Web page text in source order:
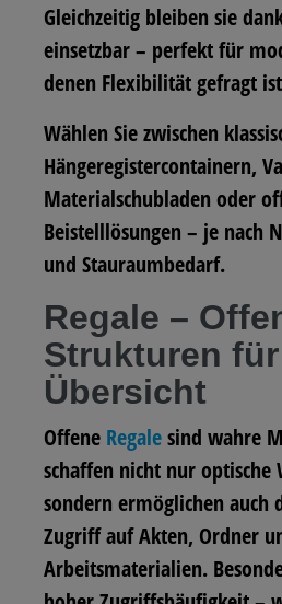
Gleichzeitig bleiben sie
einsetzbar – perfekt für
denen Flexibilität gefragt
Wählen Sie zwischen
Hängeregistercontainern,
Materialschubladen oder
Beistelllösungen – je nach
und Stauraumbedarf.
Regale –
Strukturen
Übersicht
Offene Regalesind wahre
schaffen nicht nur optische
sondern ermöglichen auch
Zugriff auf Akten, Ordner
Arbeitsmaterialien.